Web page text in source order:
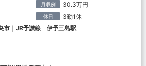
月収例 30.3万円
休日 3勤1休
市｜JR予讃線 伊予三島駅